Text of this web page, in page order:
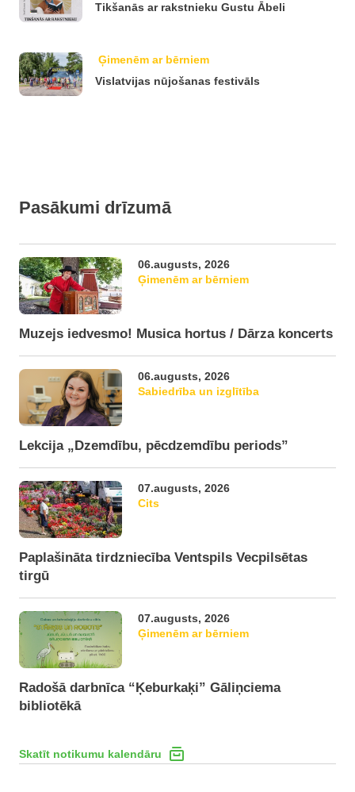
Tikšanās ar rakstnieku Gustu Ābeli
Ģimenēm ar bērniem
Vislatvijas nūjošanas festivāls
Pasākumi drīzumā
06.augusts, 2026
Ģimenēm ar bērniem
Muzejs iedvesmo! Musica hortus / Dārza koncerts
06.augusts, 2026
Sabiedrība un izglītība
Lekcija „Dzemdību, pēcdzemdību periods”
07.augusts, 2026
Cits
Paplašināta tirdzniecība Ventspils Vecpilsētas
tirgū
07.augusts, 2026
Ģimenēm ar bērniem
Radošā darbnīca “Ķeburkaķi” Gāliņciema
bibliotēkā
Skatīt notikumu kalendāru